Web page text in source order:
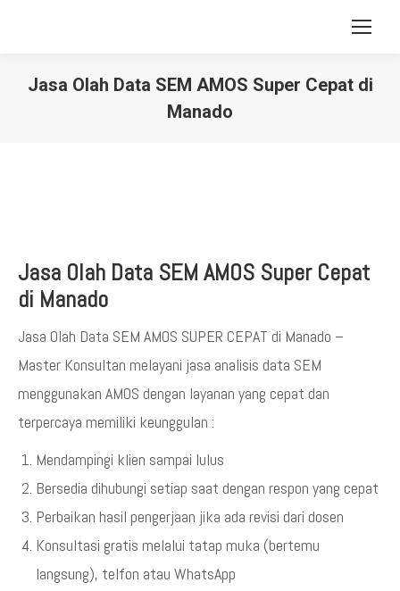
Jasa Olah Data SEM AMOS Super Cepat di
Manado
Jasa Olah Data SEM AMOS Super Cepat
di Manado
Jasa Olah Data SEM AMOS SUPER CEPAT di Manado –
Master Konsultan melayani jasa analisis data SEM
menggunakan AMOS dengan layanan yang cepat dan
terpercaya memiliki keunggulan :
Mendampingi klien sampai lulus
Bersedia dihubungi setiap saat dengan respon yang cepat
Perbaikan hasil pengerjaan jika ada revisi dari dosen
Konsultasi gratis melalui tatap muka (bertemu
langsung), telfon atau WhatsApp